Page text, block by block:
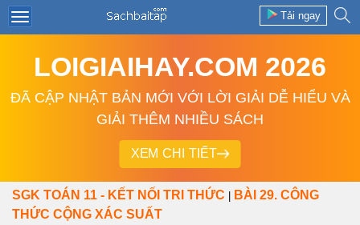
Tải ngay
LOIGIAIHAY.COM 2026
ĐÃ CẬP NHẬT BẢN MỚI VỚI LỜI GIẢI DỄ HIỂU VÀ
GIẢI THÊM NHIỀU SÁCH
XEM CHI TIẾT
SGK TOÁN 11 - KẾT NỐI TRI THỨC
BÀI 29. CÔNG
THỨC CỘNG XÁC SUẤT